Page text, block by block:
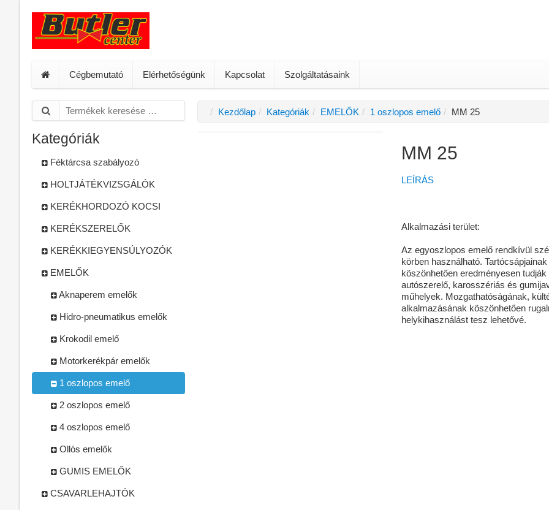
Cégbemutató Elérhetőségünk Kapcsolat Szolgáltatásaink
Kategóriák
Féktárcsa szabályozó
HOLTJÁTÉKVIZSGÁLÓK
KERÉKHORDOZÓ KOCSI
KERÉKSZERELŐK
KERÉKKIEGYENSÚLYOZÓK
EMELŐK
Aknaperem emelők
Hidro-pneumatikus emelők
Krokodil emelő
Motorkerékpár emelők
1 oszlopos emelő
2 oszlopos emelő
4 oszlopos emelő
Ollós emelők
GUMIS EMELŐK
CSAVARLEHAJTÓK
Kezdőlap Kategóriák EMELŐK 1 oszlopos emelő MM 25
MM 25
LEÍRÁS
Alkalmazási terület:
Az egyoszlopos emelő rendkívül
körben használható. Tartócsápjainak
köszönhetően eredményesen tudják
autószerelő, karosszériás és
műhelyek. Mozgathatóságának,
alkalmazásának köszönhetően
helykihasználást tesz lehetővé.